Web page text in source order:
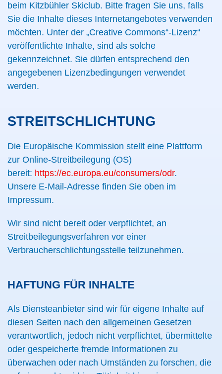
beim Kitzbühler Skiclub. Bitte fragen Sie uns, falls
Sie die Inhalte dieses Internetangebotes verwenden
möchten. Unter der „Creative Commons“-Lizenz“
veröffentlichte Inhalte, sind als solche
gekennzeichnet. Sie dürfen entsprechend den
angegebenen Lizenzbedingungen verwendet
werden.
STREITSCHLICHTUNG
Die Europäische Kommission stellt eine Plattform
zur Online-Streitbeilegung (OS)
bereit: https://ec.europa.eu/consumers/odr.
Unsere E-Mail-Adresse finden Sie oben im
Impressum.
Wir sind nicht bereit oder verpflichtet, an
Streitbeilegungsverfahren vor einer
Verbraucherschlichtungsstelle teilzunehmen.
HAFTUNG FÜR INHALTE
Als Diensteanbieter sind wir für eigene Inhalte auf
diesen Seiten nach den allgemeinen Gesetzen
verantwortlich, jedoch nicht verpflichtet, übermittelte
oder gespeicherte fremde Informationen zu
überwachen oder nach Umständen zu forschen, die